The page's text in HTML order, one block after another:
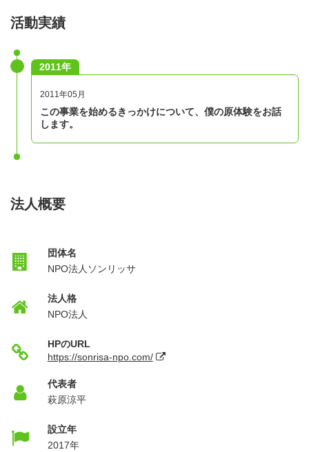
活動実績
2011年
2011年05月
この事業を始めるきっかけについて、僕の原体験をお話
します。
法人概要
団体名
NPO法人ソンリッサ
法人格
NPO法人
HPのURL
https://sonrisa-npo.com/
代表者
萩原涼平
設立年
2017年